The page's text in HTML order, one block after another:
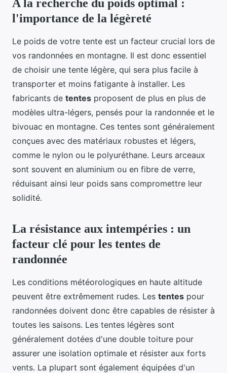
A la recherche du poids optimal :
l'importance de la légèreté
Le poids de votre tente est un facteur crucial lors de
vos randonnées en montagne. Il est donc essentiel
de choisir une tente légère, qui sera plus facile à
transporter et moins fatigante à installer. Les
fabricants de tentes proposent de plus en plus de
modèles ultra-légers, pensés pour la randonnée et le
bivouac en montagne. Ces tentes sont généralement
conçues avec des matériaux robustes et légers,
comme le nylon ou le polyuréthane. Leurs arceaux
sont souvent en aluminium ou en fibre de verre,
réduisant ainsi leur poids sans compromettre leur
solidité.
La résistance aux intempéries : un
facteur clé pour les tentes de
randonnée
Les conditions météorologiques en haute altitude
peuvent être extrêmement rudes. Les tentes pour
randonnées doivent donc être capables de résister à
toutes les saisons. Les tentes légères sont
généralement dotées d'une double toiture pour
assurer une isolation optimale et résister aux forts
vents. La plupart sont également équipées d'un